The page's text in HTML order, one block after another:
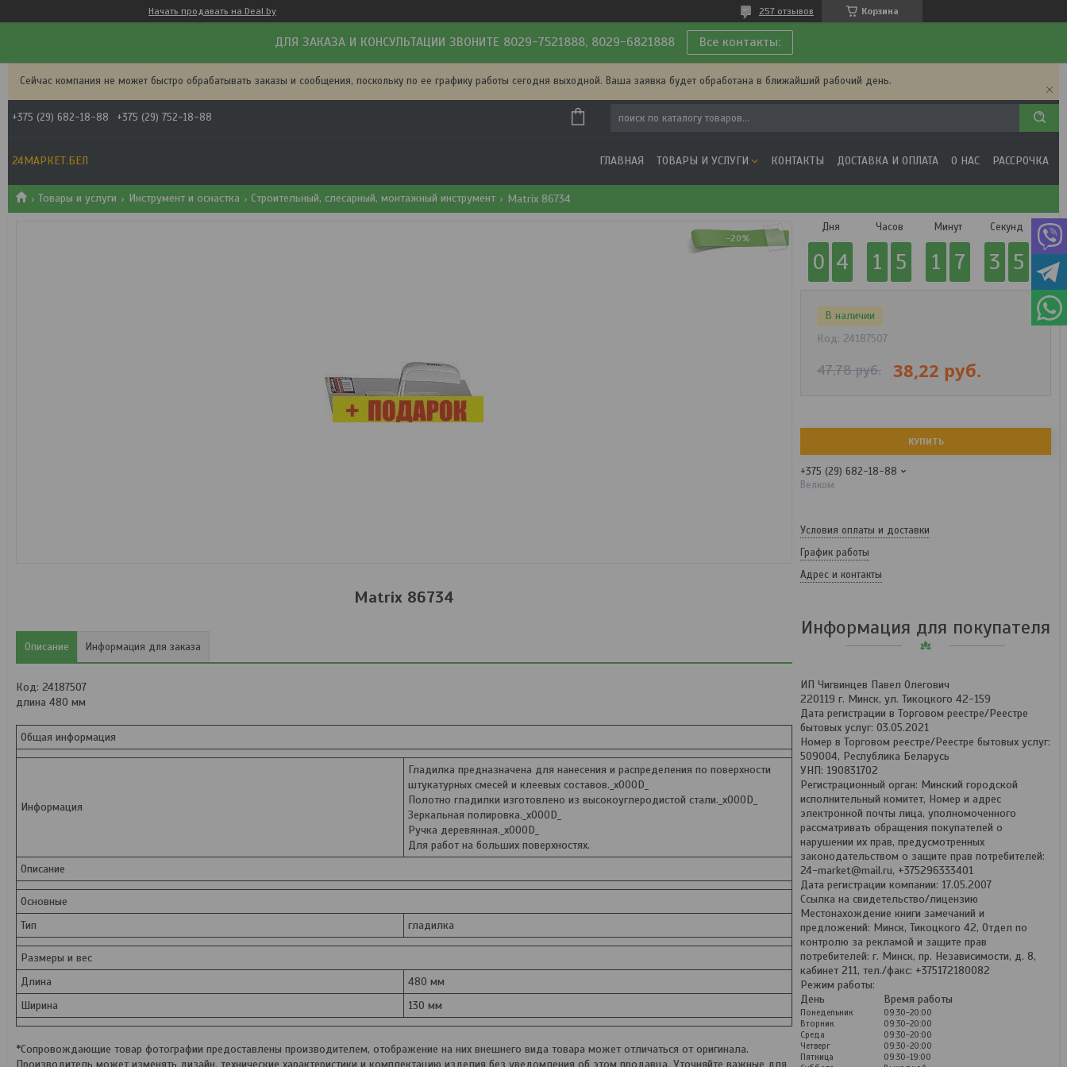
Начать продавать на Deal.by Корзина
257 отзывов
ДЛЯ ЗАКАЗА И КОНСУЛЬТАЦИИ ЗВОНИТЕ 8029-7521888, 8029-6821888 Все контакты:
Сейчас компания не может быстро обрабатывать заказы и сообщения, поскольку по ее графику работы сегодня выходной. Ваша заявка будет обработана в ближайший рабочий день.
+375 (29) 682-18-88 +375 (29) 752-18-88
24МАРКЕТ.БЕЛ ГЛАВНАЯ ТОВАРЫ И УСЛУГИ КОНТАКТЫ ДОСТАВКА И ОПЛАТА О НАС РАССРОЧКА
Товары и услуги Инструмент и оснастка Строительный, слесарный, монтажный инструмент Matrix 86734
-20%
Matrix 86734
Описание Информация для заказа
Код: 24187507
длина 480 мм
Общая информация
Информация
Гладилка предназначена для нанесения и распределения по поверхности
штукатурных смесей и клеевых составов._x000D_
Полотно гладилки изготовлено из высокоуглеродистой стали._x000D_
Зеркальная полировка._x000D_
Ручка деревянная._x000D_
Для работ на больших поверхностях.
Описание
Основные
Тип
гладилка
Размеры и вес
Длина
480 мм
Ширина
130 мм
*Сопровождающие товар фотографии предоставлены производителем, отображение на них внешнего вида товара может отличаться от оригинала.
Производитель может изменять дизайн, технические характеристики и комплектацию изделия без уведомления об этом продавца. Уточняйте важные для
Дня
0 4
Часов
1 5
Минут
1 7
Секунд
3 5
В наличии
Код: 24187507
47,78руб. 38,22 руб.
КУПИТЬ
+375 (29) 682-18-88
Велком
Условия оплаты и доставки
График работы
Адрес и контакты
Информация для покупателя
ИП Чигвинцев Павел Олегович
220119 г. Минск, ул. Тикоцкого 42-159
Дата регистрации в Торговом реестре/Реестре
бытовых услуг: 03.05.2021
Номер в Торговом реестре/Реестре бытовых услуг:
509004, Республика Беларусь
УНП: 190831702
Регистрационный орган: Минский городской
исполнительный комитет, Номер и адрес
электронной почты лица, уполномоченного
рассматривать обращения покупателей о
нарушении их прав, предусмотренных
законодательством о защите прав потребителей:
24-market@mail.ru, +375296333401
Дата регистрации компании: 17.05.2007
Ссылка на свидетельство/лицензию
Местонахождение книги замечаний и
предложений: Минск, Тикоцкого 42, Отдел по
контролю за рекламой и защите прав
потребителей: г. Минск, пр. Независимости, д. 8,
кабинет 211, тел./факс: +375172180082
Режим работы:
День
Время работы
Понедельник
09:30-20:00
Вторник
09:30-20:00
Среда
09:30-20:00
Четверг
09:30-20:00
Пятница
09:30-19:00